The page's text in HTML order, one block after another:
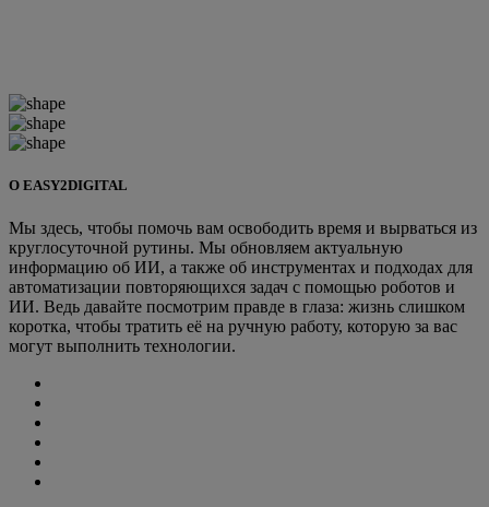
О EASY2DIGITAL
Мы здесь, чтобы помочь вам освободить время и вырваться из
круглосуточной рутины. Мы обновляем актуальную
информацию об ИИ, а также об инструментах и подходах для
автоматизации повторяющихся задач с помощью роботов и
ИИ. Ведь давайте посмотрим правде в глаза: жизнь слишком
коротка, чтобы тратить её на ручную работу, которую за вас
могут выполнить технологии.